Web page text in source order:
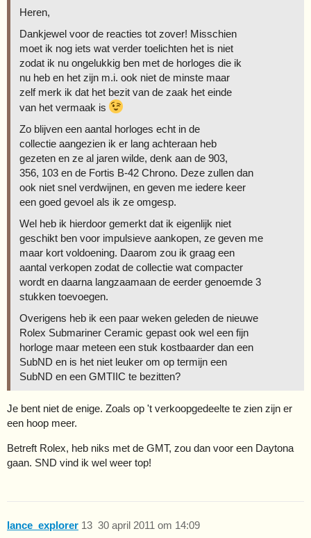
Heren,
Dankjewel voor de reacties tot zover! Misschien
moet ik nog iets wat verder toelichten het is niet
zodat ik nu ongelukkig ben met de horloges die ik
nu heb en het zijn m.i. ook niet de minste maar
zelf merk ik dat het bezit van de zaak het einde
van het vermaak is
Zo blijven een aantal horloges echt in de
collectie aangezien ik er lang achteraan heb
gezeten en ze al jaren wilde, denk aan de 903,
356, 103 en de Fortis B-42 Chrono. Deze zullen dan
ook niet snel verdwijnen, en geven me iedere keer
een goed gevoel als ik ze omgesp.
Wel heb ik hierdoor gemerkt dat ik eigenlijk niet
geschikt ben voor impulsieve aankopen, ze geven me
maar kort voldoening. Daarom zou ik graag een
aantal verkopen zodat de collectie wat compacter
wordt en daarna langzaamaan de eerder genoemde 3
stukken toevoegen.
Overigens heb ik een paar weken geleden de nieuwe
Rolex Submariner Ceramic gepast ook wel een fijn
horloge maar meteen een stuk kostbaarder dan een
SubND en is het niet leuker om op termijn een
SubND en een GMTIIC te bezitten?
Je bent niet de enige. Zoals op 't verkoopgedeelte te zien zijn er
een hoop meer.
Betreft Rolex, heb niks met de GMT, zou dan voor een Daytona
gaan. SND vind ik wel weer top!
lance_explorer 30 april 2011 om 14:09
13